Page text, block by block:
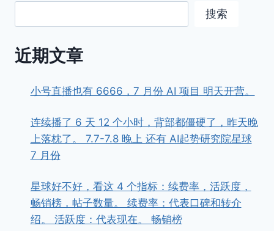
搜索
近期文章
小号直播也有 6666，7 月份 AI 项目 明天开营。
连续播了 6 天 12 个小时，背部都僵硬了，昨天晚
上落枕了。 7.7-7.8 晚上 还有 AI起势研究院星球
7 月份
星球好不好，看这 4 个指标：续费率，活跃度，
畅销榜，帖子数量。 续费率：代表口碑和转介
绍。 活跃度：代表现在。 畅销榜